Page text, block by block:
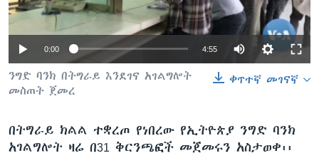
ቋንቋዎች
0:00 4:55
ቀጥተኛ መገናኛ
ንግድ ባንክ በትግራይ እንደገና አገልግሎት
መስጠት ጀመረ
በትግራይ ክልል ተቋረጦ የነበረው የኢትዮጵያ ንግድ ባንክ
አገልግሎት ዛሬ በ31 ቅርንጫፎች መጀመሩን አስታወቀ፡፡